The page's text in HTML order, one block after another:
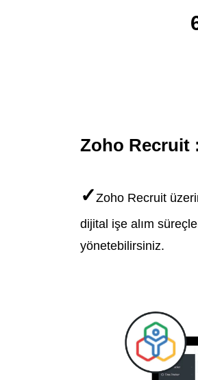
Zoho Recruit
✓Zoho Recruit
dijital işe alım
yönetebilirsiniz.